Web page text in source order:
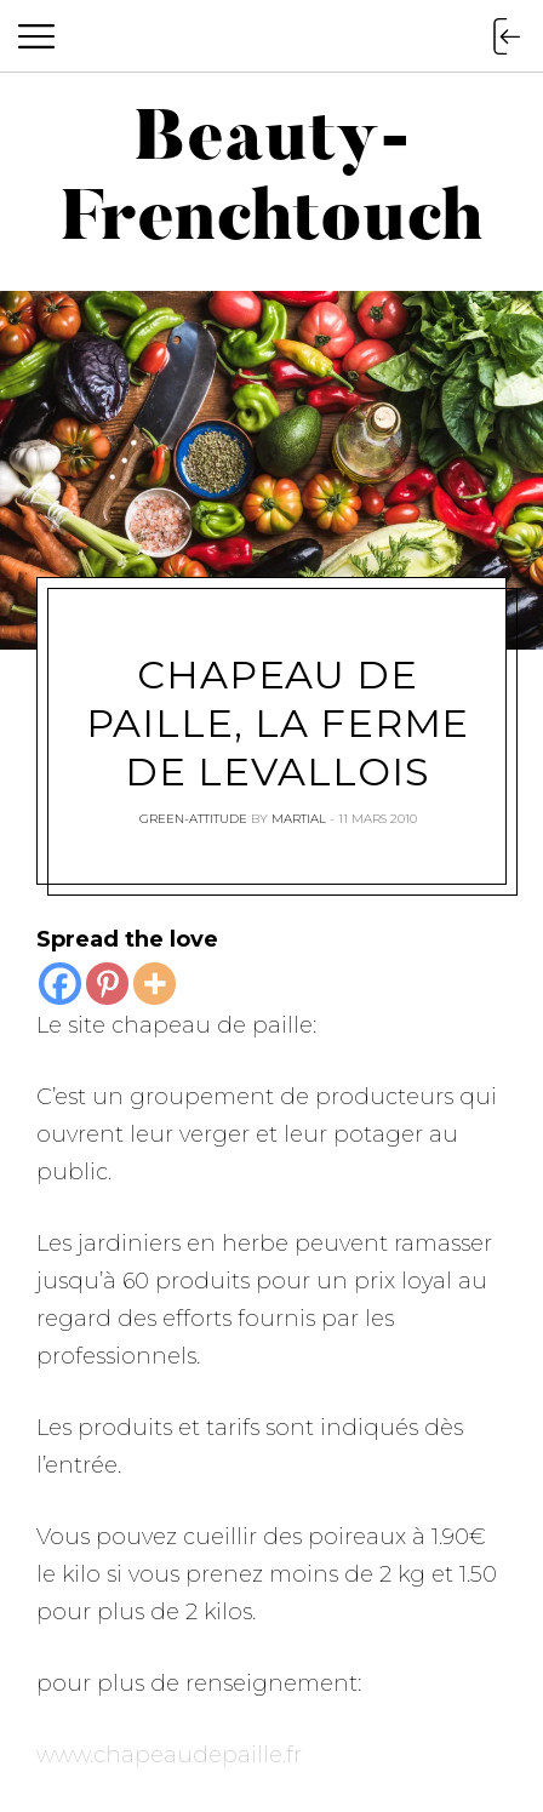
Beauty-Frenchtouch
Beauty-
Frenchtouch
CHAPEAU DE
PAILLE, LA FERME
DE LEVALLOIS
GREEN-ATTITUDE BY MARTIAL 11 MARS 2010
Spread the love
Le site chapeau de paille:
C’est un groupement de producteurs qui
ouvrent leur verger et leur potager au
public.
Les jardiniers en herbe peuvent ramasser
jusqu’à 60 produits pour un prix loyal au
regard des efforts fournis par les
professionnels.
Les produits et tarifs sont indiqués dès
l’entrée.
Vous pouvez cueillir des poireaux à 1.90€
le kilo si vous prenez moins de 2 kg et 1.50
pour plus de 2 kilos.
pour plus de renseignement:
www.chapeaudepaille.fr